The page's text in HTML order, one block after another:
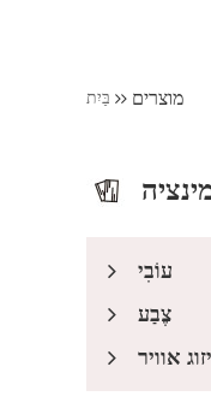
בַּיִת מוצרים
עוֹבִי
צֶבַע
אוויר